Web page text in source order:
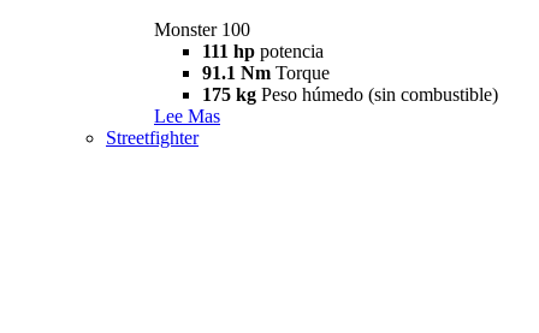
Monster 100
111 hp potencia
91.1 Nm Torque
175 kg Peso húmedo (sin combustible)
Lee Mas
Streetfighter